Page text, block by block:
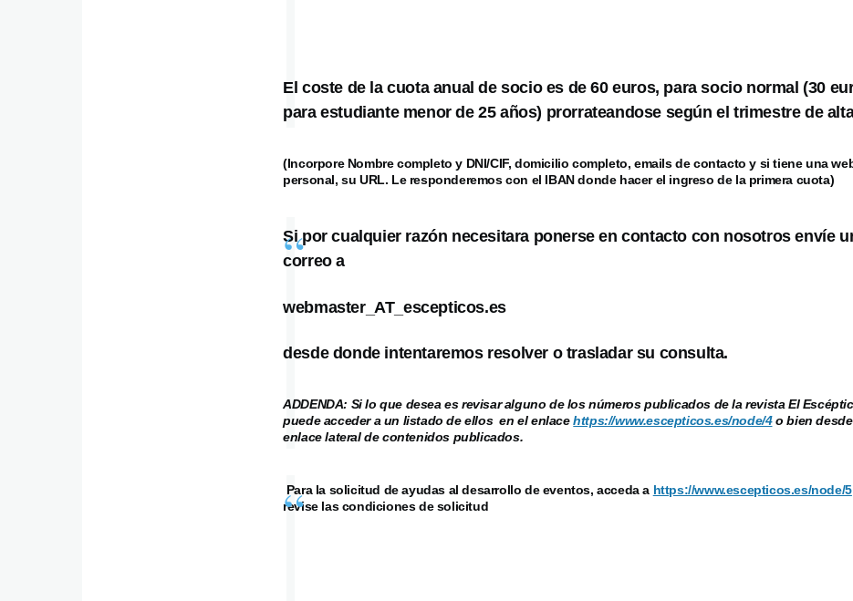
El coste de la cuota anual de socio es de 60 euros, para socio normal (30
para estudiante menor de 25 años) prorrateandose según el trimestre de
(Incorpore Nombre completo y DNI/CIF, domicilio completo, emails de contacto y si tiene una
personal, su URL. Le responderemos con el IBAN donde hacer el ingreso de la primera cuota)
Si por cualquier razón necesitara ponerse en contacto con nosotros envíe
correo a
webmaster_AT_escepticos.es
desde donde intentaremos resolver o trasladar su consulta.
ADDENDA: Si lo que desea es revisar alguno de los números publicados de la revista El
puede acceder a un listado de ellos en el enlacehttps://www.escepticos.es/node/4o bien
enlace lateral de contenidos publicados.
Para la solicitud de ayudas al desarrollo de eventos, acceda a https://www.escepticos.es/node/5
revise las condiciones de solicitud